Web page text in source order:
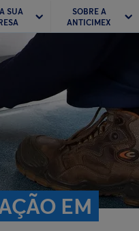
SUA
SOBRE A
ANTICIMEX
EM